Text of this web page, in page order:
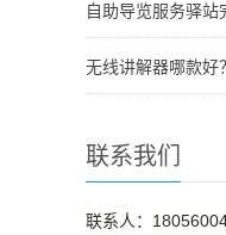
自助导览服务驿站
联系我们
联系人：